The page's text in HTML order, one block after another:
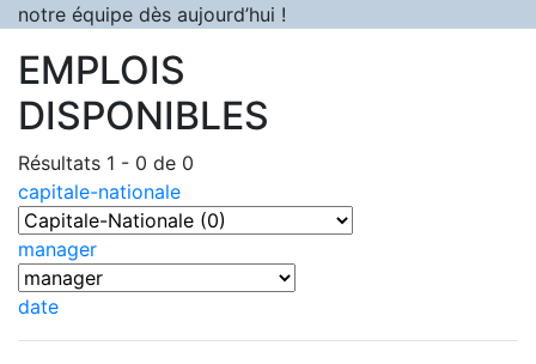
notre équipe dès aujourd’hui !
EMPLOIS
DISPONIBLES
Résultats 1 - 0 de 0
capitale-nationale
manager
date